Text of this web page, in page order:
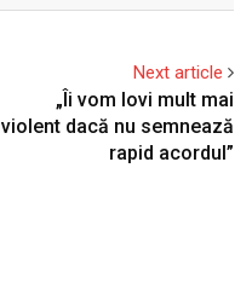
Next article
„Îi vom lovi mult mai
violent dacă nu semnează
rapid acordul”